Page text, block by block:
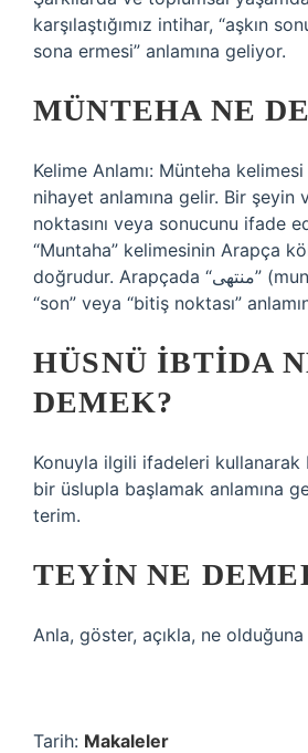
karşılaştığımız intihar, “aşkın
sona ermesi” anlamına geliyor.
MÜNTEHA NE
Kelime Anlamı: Münteha
nihayet anlamına gelir. Bir şeyin
noktasını veya sonucunu ifade
“Muntaha” kelimesinin Arapça
doğrudur. Arapçada “منتهى” (muntaha) kelimesi
“son” veya “bitiş noktası”
HÜSNÜ IBTIDA
DEMEK?
Konuyla ilgili ifadeleri kullanarak
bir üslupla başlamak anlamına
terim.
TEYIN NE
Anla, göster, açıkla, ne
Tarih: Makaleler